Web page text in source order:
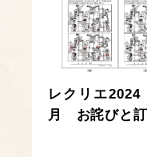
レクリエ
月 お詫びと